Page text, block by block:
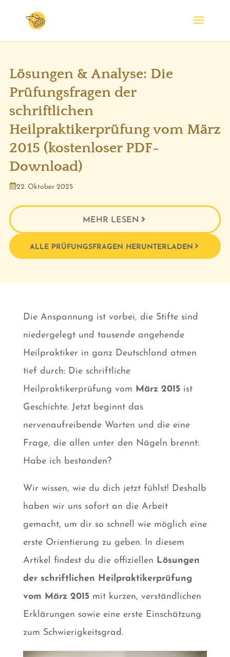
Lösungen & Analyse: Die
Prüfungsfragen der
schriftlichen
Heilpraktikerprüfung vom März
2015 (kostenloser PDF-
Download)
22. Oktober 2025
MEHR LESEN
ALLE PRÜFUNGSFRAGEN HERUNTERLADEN
Die Anspannung ist vorbei, die Stifte sind
niedergelegt und tausende angehende
Heilpraktiker in ganz Deutschland atmen
tief durch: Die schriftliche
Heilpraktikerprüfung vom März 2015ist
Geschichte. Jetzt beginnt das
nervenaufreibende Warten und die eine
Frage, die allen unter den Nägeln brennt:
Habe ich bestanden?
Wir wissen, wie du dich jetzt fühlst! Deshalb
haben wir uns sofort an die Arbeit
gemacht, um dir so schnell wie möglich eine
erste Orientierung zu geben. In diesem
Artikel findest du die offiziellen Lösungen
der schriftlichen Heilpraktikerprüfung
vom März 2015mit kurzen, verständlichen
Erklärungen sowie eine erste Einschätzung
zum Schwierigkeitsgrad.